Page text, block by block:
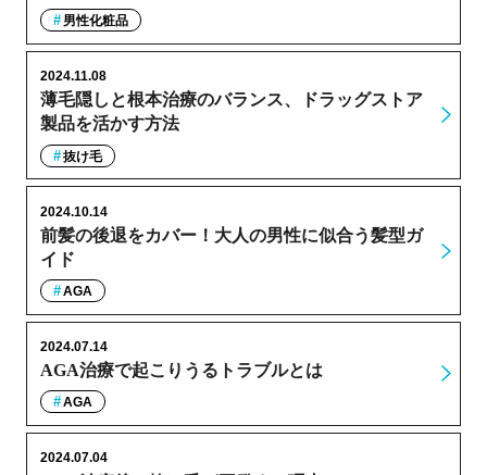
男性化粧品
薄毛隠しと根本治療のバランス、ドラッグストア
製品を活かす方法
2024.11.08
抜け毛
前髪の後退をカバー！大人の男性に似合う髪型ガ
イド
2024.10.14
AGA
AGA治療で起こりうるトラブルとは
2024.07.14
AGA
2024.07.04